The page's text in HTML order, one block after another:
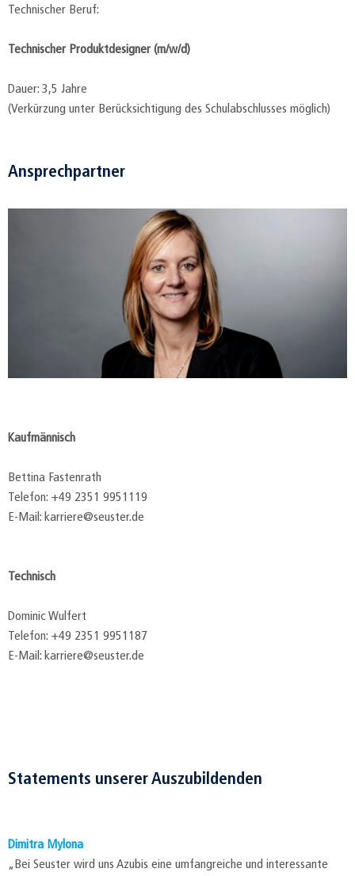
Technischer Beruf:
Technischer Produktdesigner (m/w/d)
Dauer: 3,5 Jahre
(Verkürzung unter Berücksichtigung des Schulabschlusses möglich)
Ansprechpartner
Kaufmännisch
Bettina Fastenrath
Telefon: +49 2351 9951119
E-Mail: karriere@seuster.de
Technisch
Dominic Wulfert
Telefon: +49 2351 9951187
E-Mail: karriere@seuster.de
Statements unserer Auszubildenden
Dimitra Mylona
„Bei Seuster wird uns Azubis eine umfangreiche und interessante